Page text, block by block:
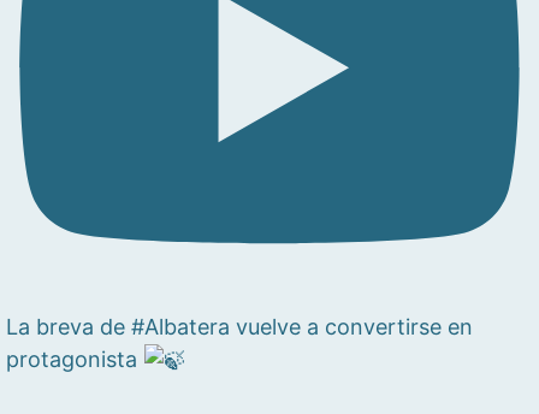
La breva de #Albatera vuelve a convertirse en
protagonista